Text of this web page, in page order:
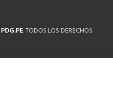
PDG.PE. TODOS LOS DERECHOS